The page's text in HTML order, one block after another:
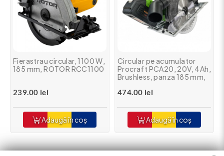
Fierastrau circular, 1100 W,
185 mm, ROTOR RCC1100
239.00 lei
Adaugă în coș
Circular pe acumulator
Procraft PCA20, 20V, 4Ah,
Brushless, panza 185 mm,
Acumulatorul nu este
474.00 lei
Adaugă în coș